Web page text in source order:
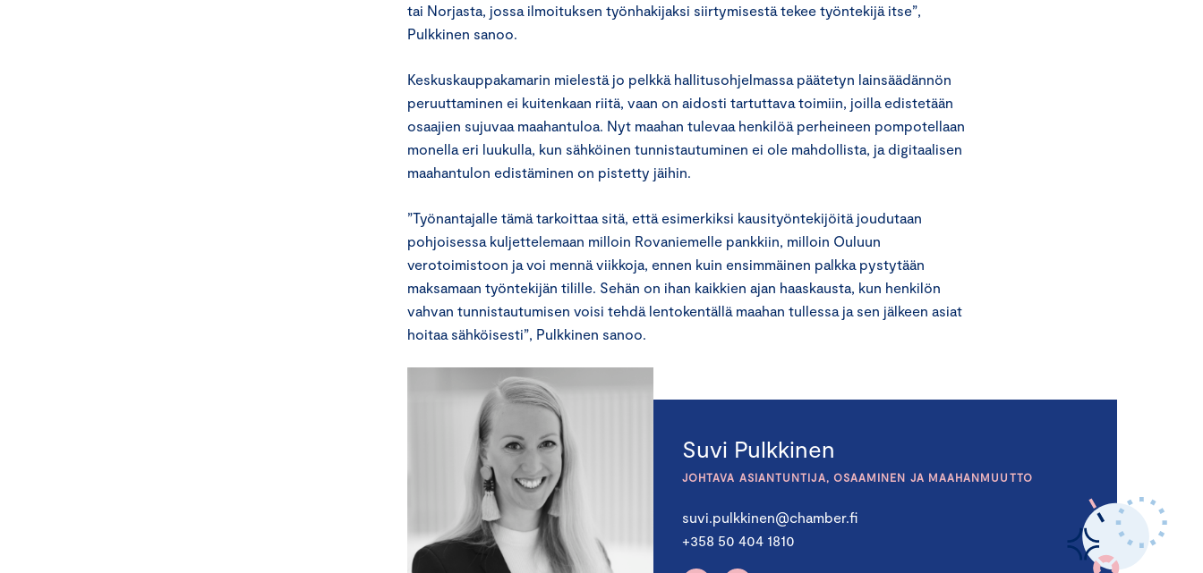
tai Norjasta, jossa ilmoituksen työnhakijaksi siirtymisestä tekee työntekijä itse”,
Pulkkinen sanoo.
Keskuskauppakamarin mielestä jo pelkkä hallitusohjelmassa päätetyn lainsäädännön
peruuttaminen ei kuitenkaan riitä, vaan on aidosti tartuttava toimiin, joilla edistetään
osaajien sujuvaa maahantuloa. Nyt maahan tulevaa henkilöä perheineen pompotellaan
monella eri luukulla, kun sähköinen tunnistautuminen ei ole mahdollista, ja digitaalisen
maahantulon edistäminen on pistetty jäihin.
”Työnantajalle tämä tarkoittaa sitä, että esimerkiksi kausityöntekijöitä joudutaan
pohjoisessa kuljettelemaan milloin Rovaniemelle pankkiin, milloin Ouluun
verotoimistoon ja voi mennä viikkoja, ennen kuin ensimmäinen palkka pystytään
maksamaan työntekijän tilille. Sehän on ihan kaikkien ajan haaskausta, kun henkilön
vahvan tunnistautumisen voisi tehdä lentokentällä maahan tullessa ja sen jälkeen asiat
hoitaa sähköisesti”, Pulkkinen sanoo.
Suvi Pulkkinen
JOHTAVA ASIANTUNTIJA, OSAAMINEN JA MAAHANMUUTTO
suvi.pulkkinen@chamber.fi
+358 50 404 1810